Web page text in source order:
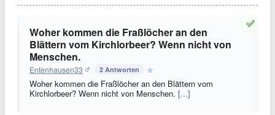
Woher kommen die Fraßlöcher an den
Blättern vom Kirchlorbeer? Wenn nicht von
Menschen.
Entenhausen33 2 Antworten
Woher kommen die Fraßlöcher an den Blättern vom
Kirchlorbeer? Wenn nicht von Menschen. [...]